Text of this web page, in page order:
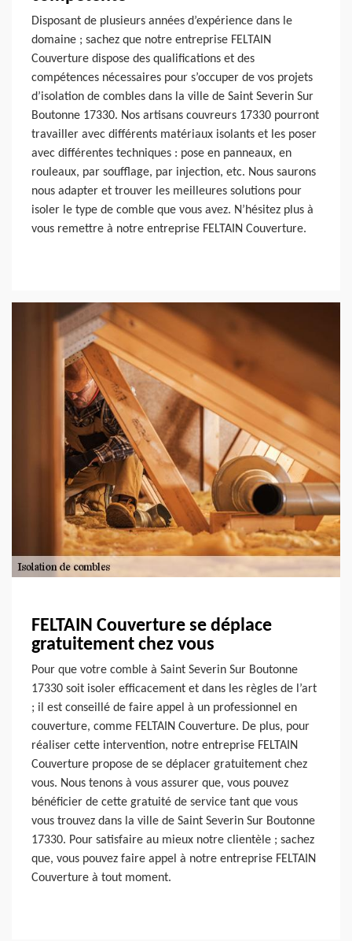
Disposant de plusieurs années d’expérience dans le
domaine ; sachez que notre entreprise FELTAIN
Couverture dispose des qualifications et des
compétences nécessaires pour s’occuper de vos projets
d’isolation de combles dans la ville de Saint Severin Sur
Boutonne 17330. Nos artisans couvreurs 17330 pourront
travailler avec différents matériaux isolants et les poser
avec différentes techniques : pose en panneaux, en
rouleaux, par soufflage, par injection, etc. Nous saurons
nous adapter et trouver les meilleures solutions pour
isoler le type de comble que vous avez. N’hésitez plus à
vous remettre à notre entreprise FELTAIN Couverture.
FELTAIN Couverture se déplace
gratuitement chez vous
Pour que votre comble à Saint Severin Sur Boutonne
17330 soit isoler efficacement et dans les règles de l’art
; il est conseillé de faire appel à un professionnel en
couverture, comme FELTAIN Couverture. De plus, pour
réaliser cette intervention, notre entreprise FELTAIN
Couverture propose de se déplacer gratuitement chez
vous. Nous tenons à vous assurer que, vous pouvez
bénéficier de cette gratuité de service tant que vous
vous trouvez dans la ville de Saint Severin Sur Boutonne
17330. Pour satisfaire au mieux notre clientèle ; sachez
que, vous pouvez faire appel à notre entreprise FELTAIN
Couverture à tout moment.